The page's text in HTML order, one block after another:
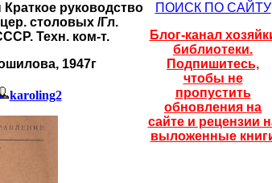
руководство
столовых /Гл.
Техн. ком-т.
1947г
karoling2
ПОИСК ПО САЙТУ
Блог-канал
библиотеки.
Подпишитесь,
чтобы не
пропустить
обновления на
сайте и рецензии
выложенные